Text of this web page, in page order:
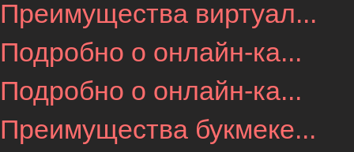
Преимущества виртуал...
Подробно о онлайн-ка...
Подробно о онлайн-ка...
Преимущества букмеке...